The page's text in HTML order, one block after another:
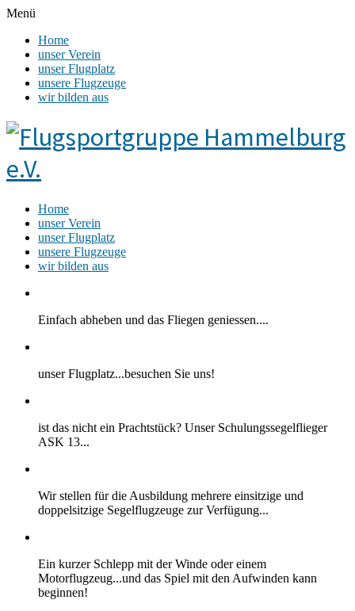
Menü
Home
unser Verein
unser Flugplatz
unsere Flugzeuge
wir bilden aus
Home
unser Verein
unser Flugplatz
unsere Flugzeuge
wir bilden aus
Einfach abheben und das Fliegen geniessen....
unser Flugplatz...besuchen Sie uns!
ist das nicht ein Prachtstück? Unser Schulungssegelflieger
ASK 13...
Wir stellen für die Ausbildung mehrere einsitzige und
doppelsitzige Segelflugzeuge zur Verfügung...
Ein kurzer Schlepp mit der Winde oder einem
Motorflugzeug...und das Spiel mit den Aufwinden kann
beginnen!